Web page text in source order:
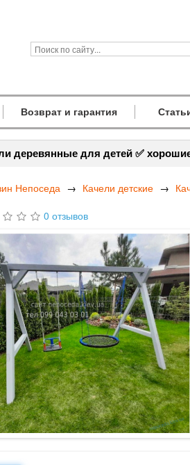
Возврат и гарантия
деревянные для детей ✅
Непоседа Качели детские
0 отзывов